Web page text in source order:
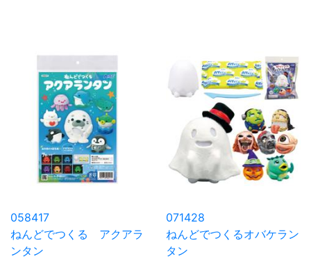
058417
ねんどでつくる アクアラ
ンタン
071428
ねんどでつくるオバケラン
タン